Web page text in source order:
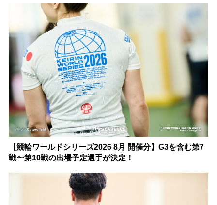
【競輪ワールドシリーズ2026 8月 開催分】G3を含む第7
戦〜第10戦の出場予定選手が決定！